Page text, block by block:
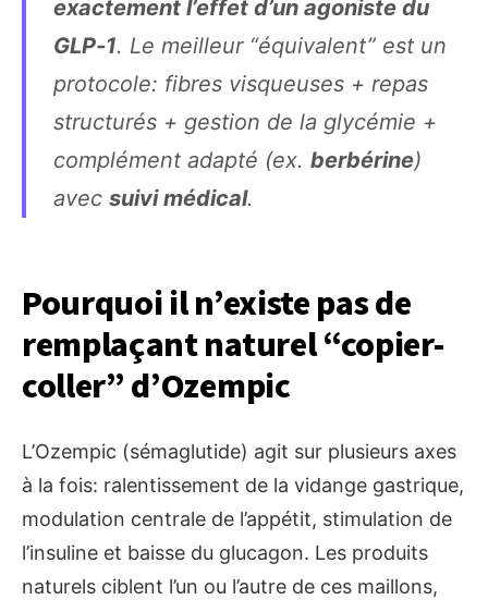
exactement l’effet d’un agoniste du
GLP‑1. Le meilleur “équivalent” est un
protocole: fibres visqueuses + repas
structurés + gestion de la glycémie +
complément adapté (ex. berbérine)
avec suivi médical.
Pourquoi il n’existe pas de
remplaçant naturel “copier-
coller” d’Ozempic
L’Ozempic (sémaglutide) agit sur plusieurs axes
à la fois: ralentissement de la vidange gastrique,
modulation centrale de l’appétit, stimulation de
l’insuline et baisse du glucagon. Les produits
naturels ciblent l’un ou l’autre de ces maillons,